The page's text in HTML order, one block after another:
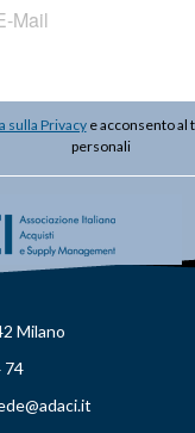
sulla Privacye acconsento al
personali
Milano
74